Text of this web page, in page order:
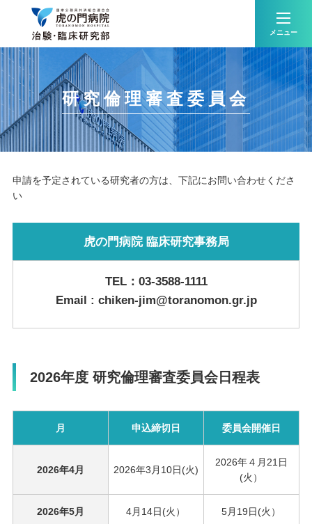
メニュー
研究倫理審査委員会
申請を予定されている研究者の方は、下記にお問い合わせくださ
い
虎の門病院 臨床研究事務局
TEL：03-3588-1111
Email : chiken-jim@toranomon.gr.jp
2026年度 研究倫理審査委員会日程表
月 申込締切日 委員会開催日
2026年4月 2026年3月10日(火)
2026年４月21日
(火）
2026年5月 4月14日(火） 5月19日(火）